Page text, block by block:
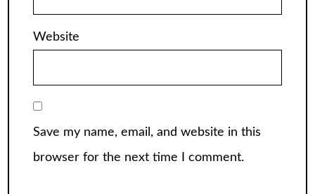
Website
Save my name, email, and website in this
browser for the next time I comment.